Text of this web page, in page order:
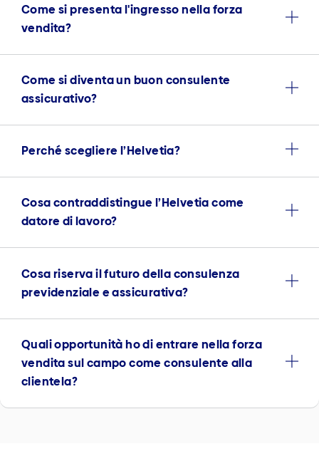
Come si presenta l'ingresso nella forza
vendita?
Come si diventa un buon consulente
assicurativo?
Perché scegliere l’Helvetia?
Cosa contraddistingue l’Helvetia come
datore di lavoro?
Cosa riserva il futuro della consulenza
previdenziale e assicurativa?
Quali opportunità ho di entrare nella forza
vendita sul campo come consulente alla
clientela?